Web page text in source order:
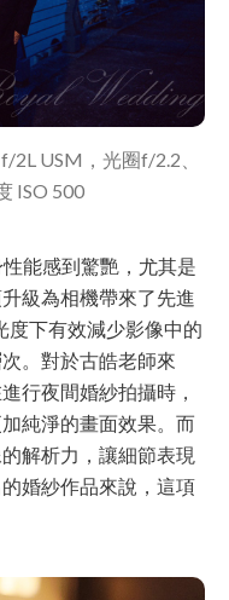
2L USM，光圈f/2.2、
ISO 500
能感到驚艷，尤其是
級為相機帶來了先進
度下有效減少影像中的
。對於古皓老師來
行夜間婚紗拍攝時，
純淨的畫面效果。而
解析力，讓細節表現
婚紗作品來說，這項